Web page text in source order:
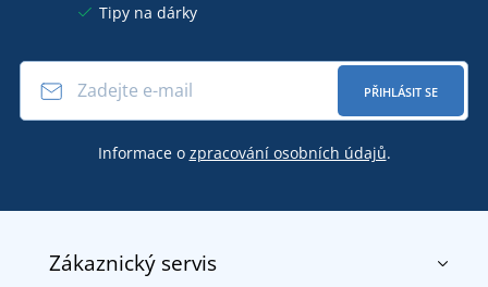
Tipy na dárky
PŘIHLÁSIT SE
Informace o zpracování osobních údajů.
Zákaznický servis